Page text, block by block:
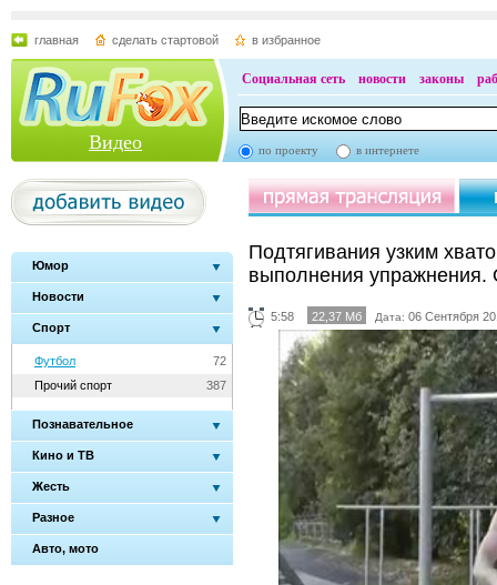
главная сделать стартовой в избранное
Видео
Социальная сеть новости законы
по проекту в интернете
Юмор
Новости
Спорт
72
Футбол
387
Прочий спорт
Познавательное
Кино и ТВ
Жесть
Разное
Авто, мото
Подтягивания узким
выполнения
5:58 22,37 Мб Дата: 06 Сентября